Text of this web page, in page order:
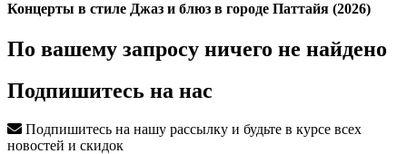
Концерты в стиле Джаз и блюз в городе Паттайя (2026)
По вашему запросу ничего не найдено
Подпишитесь на нас
Подпишитесь на нашу рассылку и будьте в курсе всех
новостей и скидок